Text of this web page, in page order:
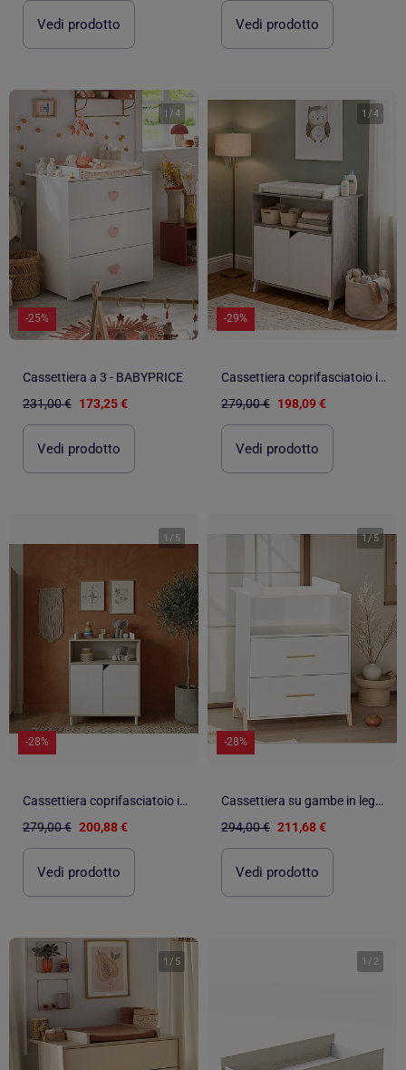
Vedi prodotto Vedi prodotto
1 /4
-25%
Cassettiera a 3 - BABYPRICE
231,00 € 173,25 €
Vedi prodotto
1 /4
-29%
Cassettiera coprifasciatoio in - BABYPRICE
279,00 € 198,09 €
Vedi prodotto
1 / 5
-28%
Cassettiera coprifasciatoio in - BABYPRICE
279,00 € 200,88 €
Vedi prodotto
1/5
-28%
Cassettiera su gambe in legno - BABYPRICE
294,00 € 211,68 €
Vedi prodotto
1 / 5 1 / 2